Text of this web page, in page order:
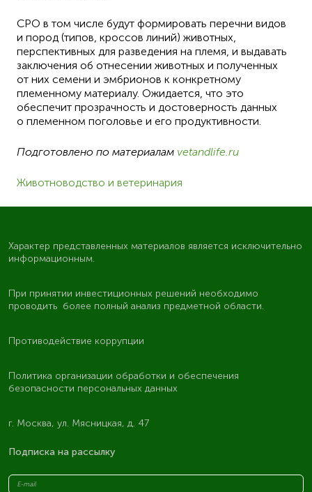
СРО в том числе будут формировать перечни видов
и пород (типов, кроссов линий) животных,
перспективных для разведения на племя, и выдавать
заключения об отнесении животных и полученных
от них семени и эмбрионов к конкретному
племенному материалу. Ожидается, что это
обеспечит прозрачность и достоверность данных
о племенном поголовье и его продуктивности.
Подготовлено по материалам vetandlife.ru
Животноводство и ветеринария
Характер представленных материалов является исключительно
информационным.
При принятии инвестиционных решений необходимо
проводить более полный анализ предметной области.
Противодействие коррупции
Политика организации обработки и обеспечения
безопасности персональных данных
г. Москва, ул. Мясницкая, д. 47
Подписка на рассылку